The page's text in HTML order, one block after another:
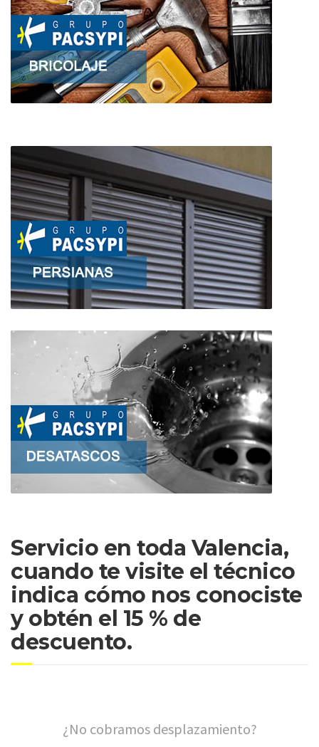
Servicio en toda Valencia,
cuando te visite el técnico
indica cómo nos conociste
y obtén el 15 % de
descuento.
¿No cobramos desplazamiento?